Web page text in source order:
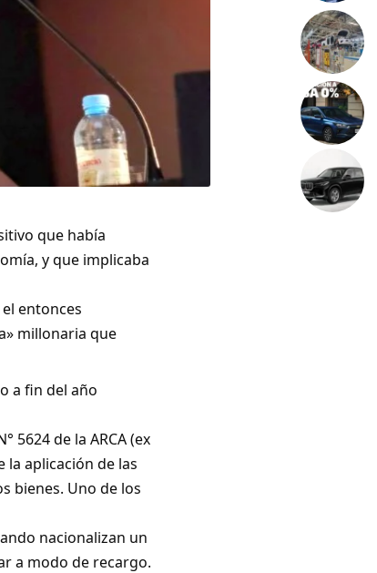
que había
y que implicaba
entonces
millonaria que
a fin del año
5624 de la ARCA (ex
la aplicación de las
bienes. Uno de los
nacionalizan un
a modo de recargo.